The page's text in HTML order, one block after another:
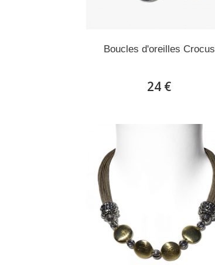
Boucles d'oreilles Crocus
24 €